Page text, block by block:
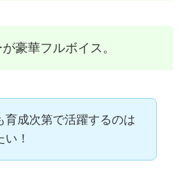
豪華フルボイス。
育成次第で活躍するのは
い！